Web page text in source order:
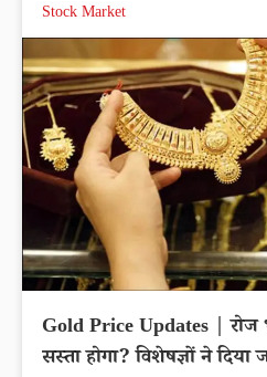
Stock Market
Gold Price Updates | रोज
सस्ता होगा? विशेषज्ञों ने दिया